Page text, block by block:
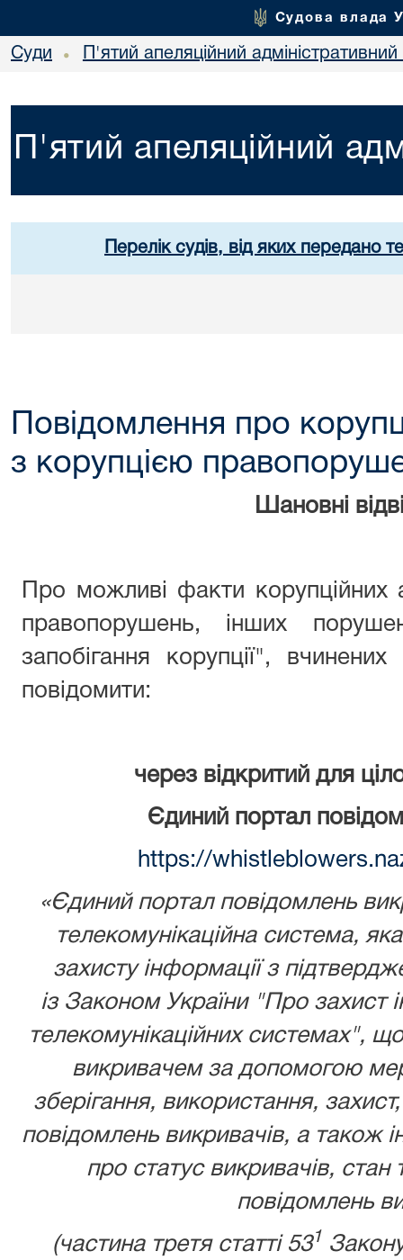
Судова влада
Суди • П'ятий апеляційний адміністративний
П'ятий апеляційний
Перелік судів, від яких передано
Повідомлення про
з корупцією
Шановні
Про можливі факти
правопорушень, інших
запобігання корупції", вчинених
повідомити:
через відкритий для
Єдиний портал
https://
«Єдиний портал повідомлень
телекомунікаційна система,
захисту інформації з
із Законом України"Про захист
телекомунікаційних системах",
викривачем за допомогою
зберігання, використання,
повідомлень викривачів, а також
про статус викривачів, стан
повідомлень
(частина третя статті 531